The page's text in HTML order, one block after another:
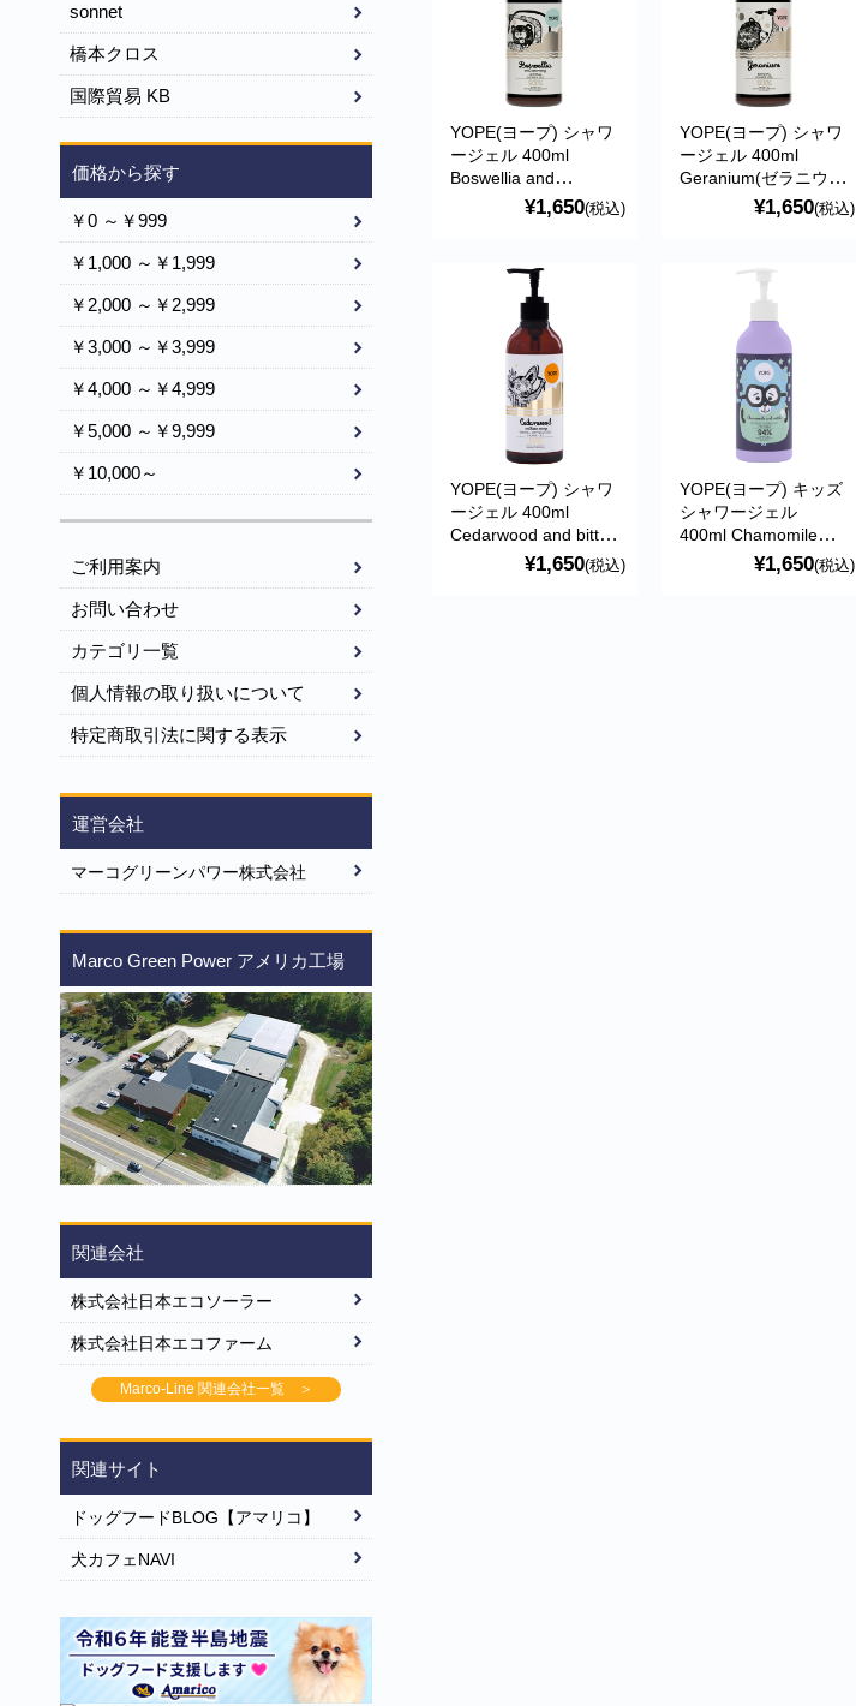
YOPE(ヨープ) シャワ
ージェル 400ml
Boswellia and
rosemary(ボスウェリ
ア＆ローズマリー) 天
¥1,650(税込)
YOPE(ヨープ) シャワ
ージェル 400ml
Geranium(ゼラニウ
ム) 天然成分93％
¥1,650(税込)
YOPE(ヨープ) シャワ
ージェル 400ml
Cedarwood and bitter
orange(シダーウッド
＆ビターオレンジ) 天
¥1,650(税込)
YOPE(ヨープ) キッズ
シャワージェル
400ml Chamomile
and nettle(カモミール
＆ネトル) 天然成分
¥1,650(税込)
sonnet
橋本クロス
国際貿易 KB
価格から探す
￥0 ～￥999
￥1,000 ～￥1,999
￥2,000 ～￥2,999
￥3,000 ～￥3,999
￥4,000 ～￥4,999
￥5,000 ～￥9,999
￥10,000～
ご利用案内
お問い合わせ
カテゴリ一覧
個人情報の取り扱いについて
特定商取引法に関する表示
運営会社
マーコグリーンパワー株式会社
Marco Green Power アメリカ工場
関連会社
株式会社日本エコソーラー
株式会社日本エコファーム
Marco-Line 関連会社一覧 ＞
関連サイト
ドッグフードBLOG【アマリコ】
犬カフェNAVI